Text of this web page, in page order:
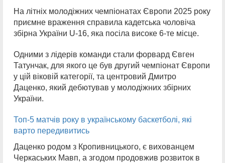
На літніх молодіжних чемпіонатах Європи 2025 року
приємне враження справила кадетська чоловіча
збірна України U-16, яка посіла високе 6-те місце.
Одними з лідерів команди стали форвард Євген
Татунчак, для якого це був другий чемпіонат Європи
у цій віковій категорії, та центровий Дмитро
Даценко, який дебютував у молодіжних збірних
України.
Топ-5 матчів року в українському баскетболі, які
варто передивитись
Даценко родом з Кропивницького, є вихованцем
Черкаських Мавп, а згодом продовжив розвиток в